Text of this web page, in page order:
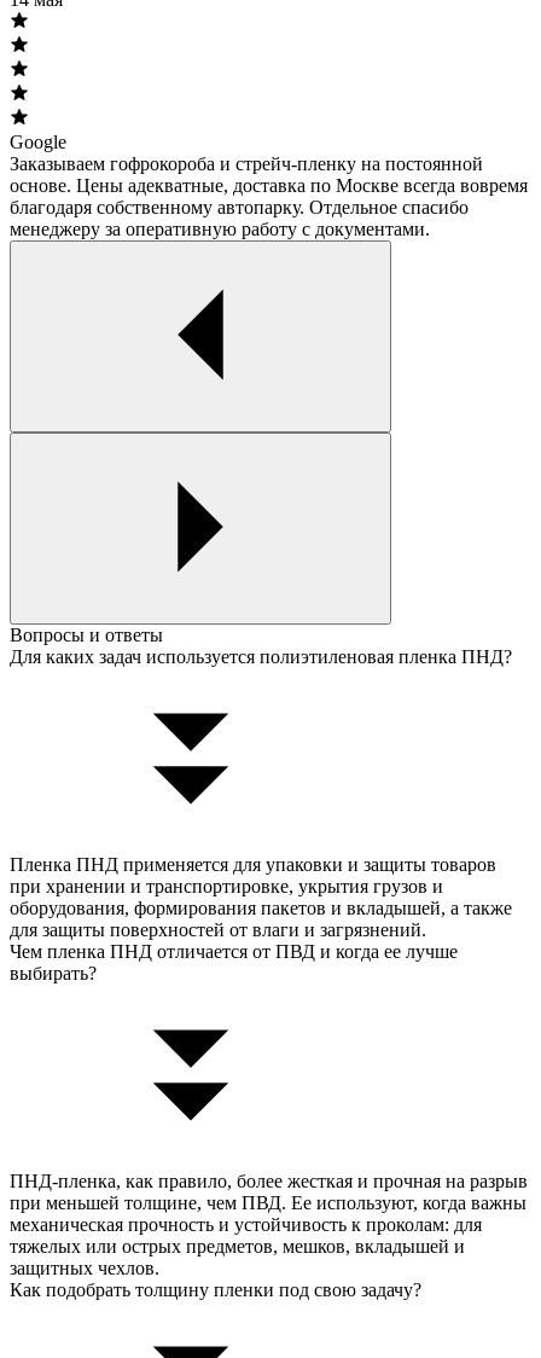
Google
Заказываем гофрокороба и стрейч-пленку на постоянной
основе. Цены адекватные, доставка по Москве всегда вовремя
благодаря собственному автопарку. Отдельное спасибо
менеджеру за оперативную работу с документами.
Вопросы и ответы
Для каких задач используется полиэтиленовая пленка ПНД?
Пленка ПНД применяется для упаковки и защиты товаров
при хранении и транспортировке, укрытия грузов и
оборудования, формирования пакетов и вкладышей, а также
для защиты поверхностей от влаги и загрязнений.
Чем пленка ПНД отличается от ПВД и когда ее лучше
выбирать?
ПНД-пленка, как правило, более жесткая и прочная на разрыв
при меньшей толщине, чем ПВД. Ее используют, когда важны
механическая прочность и устойчивость к проколам: для
тяжелых или острых предметов, мешков, вкладышей и
защитных чехлов.
Как подобрать толщину пленки под свою задачу?